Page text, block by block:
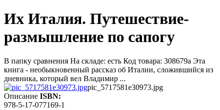
Их Италия. Путешествие-
размышление по сапогу
В папку сравнения На складе: есть Код товара: 308679a Эта
книга - необыкновенный рассказ об Италии, сложившийся из
дневника, который вел Владимир ...
pic_5717581e30973.jpg
Описание ISBN:
978-5-17-077169-1